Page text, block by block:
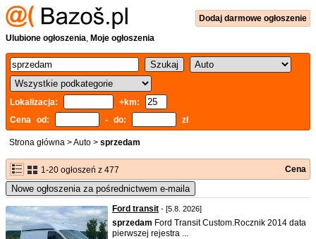
Dodaj darmowe ogłoszenie
Ulubione ogłoszenia, Moje ogłoszenia
Lokalizacja:
+km:
Cena od:
- do: zł
Strona główna >Auto > sprzedam
1-20 ogłoszeń z 477 Cena
Nowe ogłoszenia za pośrednictwem e-maila
Ford transit - [5.8. 2026]
sprzedam Ford Transit Custom.Rocznik 2014 data
pierwszej rejestra ...